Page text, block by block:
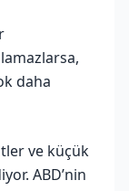
daha
ve küçük
ABD’nin